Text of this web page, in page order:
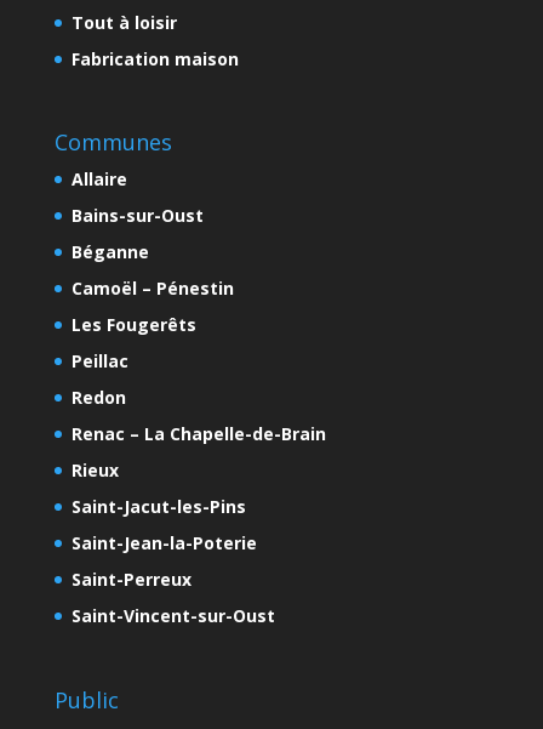
Tout à loisir
Fabrication maison
Communes
Allaire
Bains-sur-Oust
Béganne
Camoël – Pénestin
Les Fougerêts
Peillac
Redon
Renac – La Chapelle-de-Brain
Rieux
Saint-Jacut-les-Pins
Saint-Jean-la-Poterie
Saint-Perreux
Saint-Vincent-sur-Oust
Public